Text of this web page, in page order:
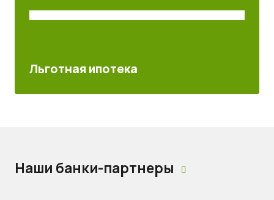
Льготная ипотека
Наши банки-партнеры